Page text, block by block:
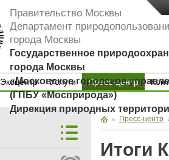
Правительство Москвы
Департамент
города Москвы
Государственное
города Москвы
«Московское городское
(ГПБУ «Мосприрода»)
Дирекция природных
Экоцентр
Экоцентр
Услуги
Услуги
Пресс-центр
Пресс-центр
Итоги